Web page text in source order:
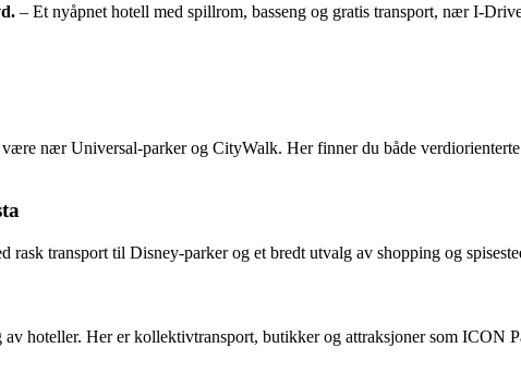
– Et nyåpnet hotell med spillrom, basseng og gratis transport, nær I-
nær Universal-parker og CityWalk. Her finner du både
rask transport til Disney-parker og et bredt utvalg av shopping og
hoteller. Her er kollektivtransport, butikker og attraksjoner som ICON